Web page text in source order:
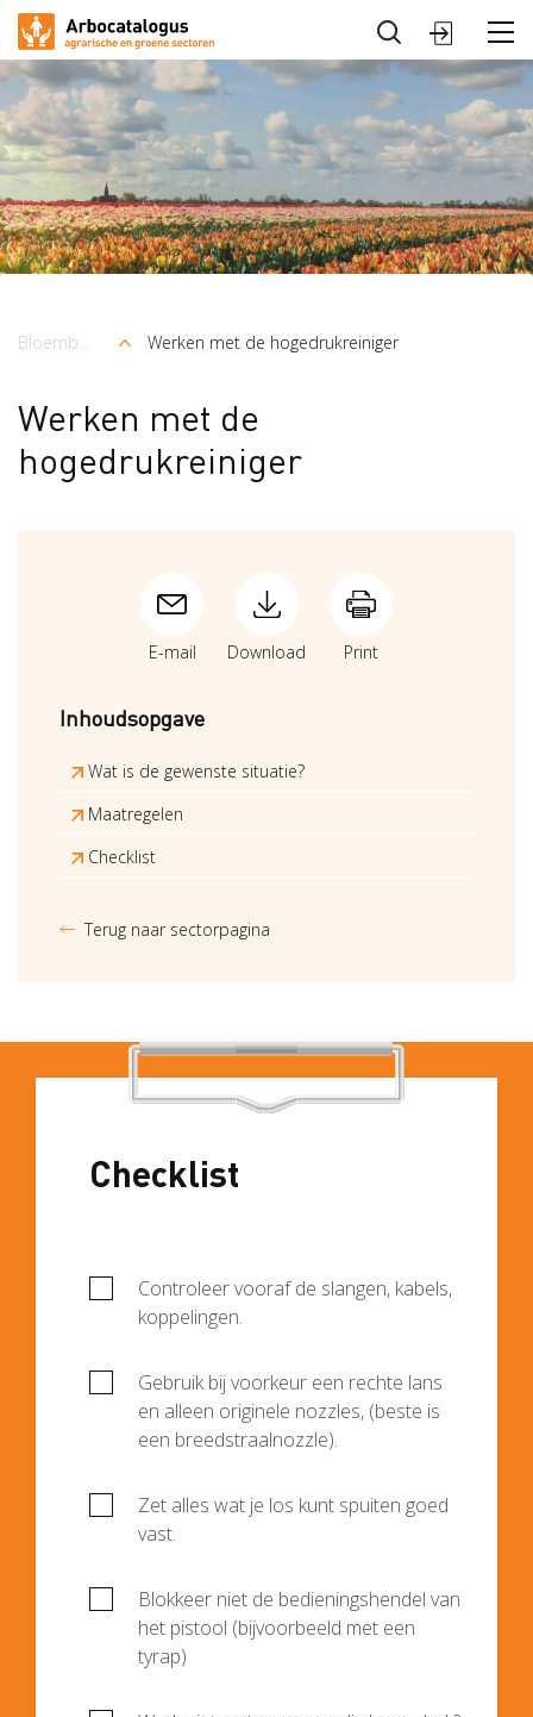
Arbocatalogus
Sectoren
Sluiten
Kruimelpad
Bloembollenteelt en handel Werken met de hogedrukreiniger
Werken met de
hogedrukreiniger
E-mail Download Print
Inhoudsopgave
Wat is de gewenste situatie?
Maatregelen
Checklist
Terug naar sectorpagina
Checklist
Controleer vooraf de slangen, kabels,
koppelingen.
Gebruik bij voorkeur een rechte lans
en alleen originele nozzles, (beste is
een breedstraalnozzle).
Zet alles wat je los kunt spuiten goed
vast.
Blokkeer niet de bedieningshendel van
het pistool (bijvoorbeeld met een
tyrap)